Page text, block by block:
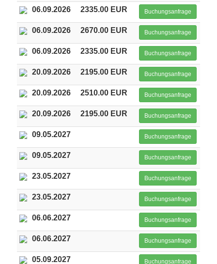
06.09.2026
2335.00 EUR Buchungsanfrage
06.09.2026 2670.00 EUR Buchungsanfrage
06.09.2026 2335.00 EUR Buchungsanfrage
20.09.2026 2195.00 EUR Buchungsanfrage
20.09.2026 2510.00 EUR Buchungsanfrage
20.09.2026 2195.00 EUR Buchungsanfrage
09.05.2027 Buchungsanfrage
09.05.2027 Buchungsanfrage
23.05.2027 Buchungsanfrage
23.05.2027 Buchungsanfrage
06.06.2027 Buchungsanfrage
06.06.2027 Buchungsanfrage
05.09.2027 Buchungsanfrage